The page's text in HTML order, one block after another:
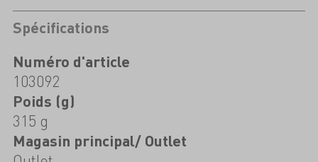
Spécifications
Numéro d'article
103092
Poids (g)
315 g
Magasin principal/ Outlet